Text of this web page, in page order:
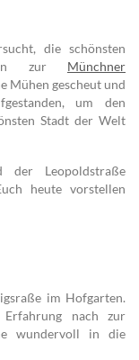
die schönsten
zur Münchner
Mühen gescheut und
um den
Stadt der Welt
der Leopoldstraße
heute vorstellen
im Hofgarten.
nach zur
wundervoll in die